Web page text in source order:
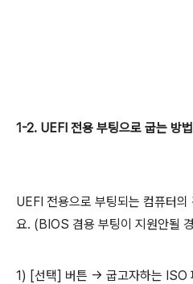
1-2. UEFI 전용 부팅으로 굽는 방법
UEFI 전용으로 부팅되는 컴퓨터의
요. (BIOS 겸용 부팅이 지원안될
1) [선택] 버튼 → 굽고자하는 ISO